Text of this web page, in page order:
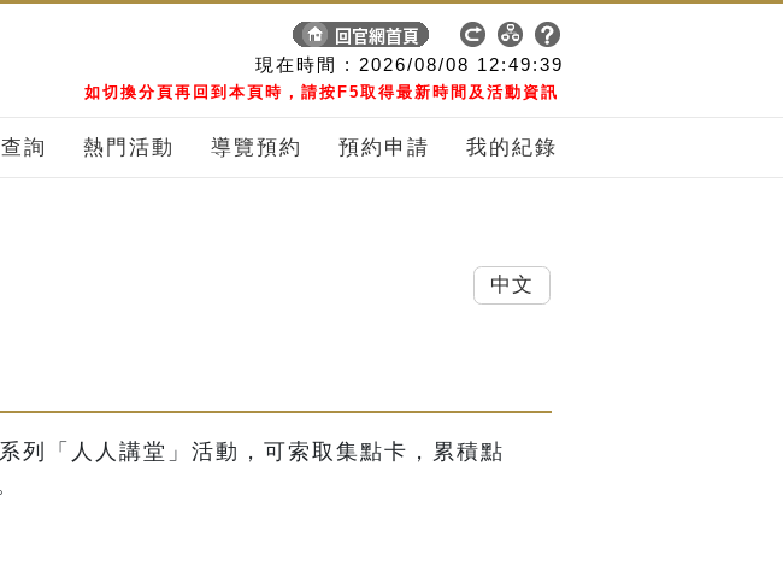
現在時間 : 2026/08/08 12:49:40
如切換分頁再回到本頁時，請按F5取得最新時間及活動資訊
詢 熱門活動 導覽預約 預約申請 我的紀錄
列「人人講堂」活動，可索取集點卡，累積點